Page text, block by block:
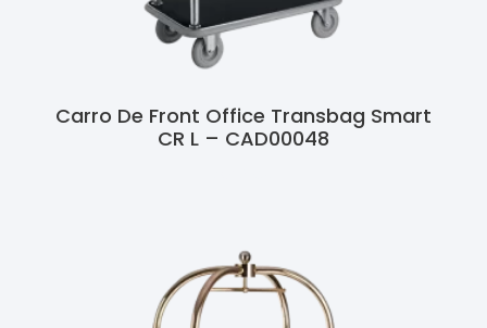
Carro De Front Office Transbag Smart
CR L – CAD00048